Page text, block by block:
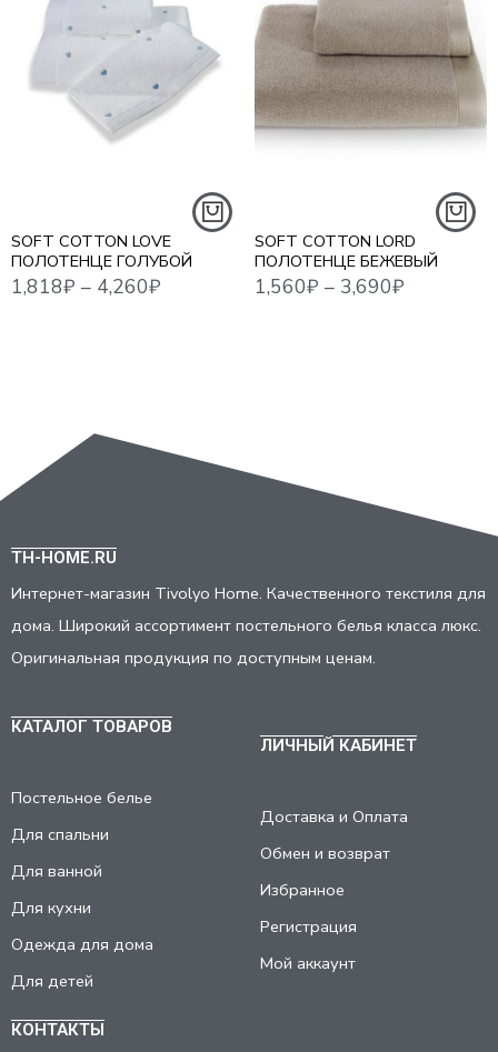
SOFT COTTON LOVE
ПОЛОТЕНЦЕ ГОЛУБОЙ
1,818
30*50 СМ - 3 ШТ
50*100 СМ - 1 ШТ
SOFT COTTON LORD
ПОЛОТЕНЦЕ БЕЖЕВЫЙ
1,560₽–3,690₽
TH-HOME.RU
Интернет-магазин Tivolyo Home. Качественного текстиля для
дома. Широкий ассортимент постельного белья класса люкс.
Оригинальная продукция по доступным ценам.
КАТАЛОГ ТОВАРОВ
Постельное белье
Для спальни
Для ванной
Для кухни
Одежда для дома
Для детей
ЛИЧНЫЙ КАБИНЕТ
Доставка и Оплата
Обмен и возврат
Избранное
Регистрация
Мой аккаунт
КОНТАКТЫ